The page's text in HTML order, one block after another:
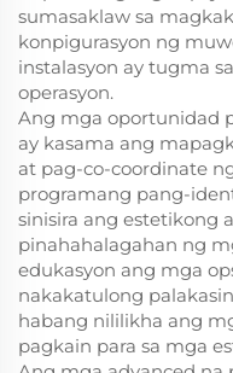
sumasaklaw sa
konpigurasyon ng
instalasyon ay tugma
operasyon.
Ang mga oportunidad
ay kasama ang
at pag-co-coordinate
programang pang-
sinisira ang estetikong
pinahahalagahan ng
edukasyon ang mga
nakakatulong
habang nililikha ang
pagkain para sa mga